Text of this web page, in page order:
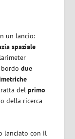
un lancio:
spaziale
larimeter
bordodue
delprimo
della ricerca
lanciato con il